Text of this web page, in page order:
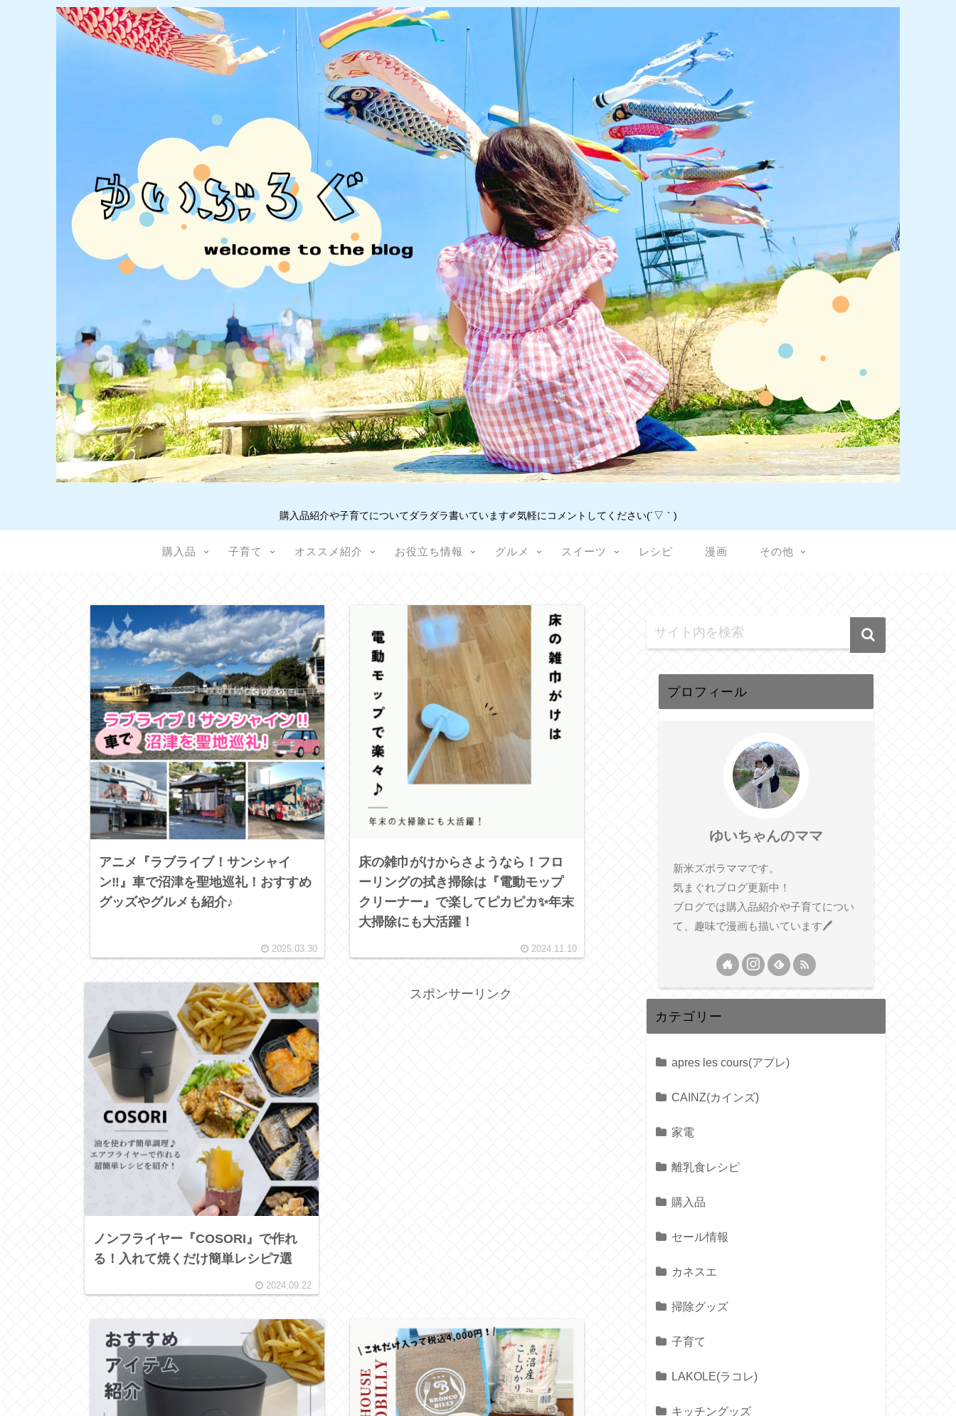
購入品紹介や子育てについてダラダラ書いています✐気軽にコメントしてください(´▽｀)
購入品 子育て オススメ紹介 お役立ち情報 グルメ スイーツ レシピ 漫画 その他
アニメ『ラブライブ！サンシャイ
ン‼』車で沼津を聖地巡礼！おすすめ
グッズやグルメも紹介♪
2025.03.30
床の雑巾がけからさようなら！フロ
ーリングの拭き掃除は『電動モップ
クリーナー』で楽してピカピカ✨年末
大掃除にも大活躍！
2024.11.10
ノンフライヤー『COSORI』で作れ
る！入れて焼くだけ簡単レシピ7選
2024.09.22
スポンサーリンク
プロフィール
ゆいちゃんのママ
新米ズボラママです。
気まぐれブログ更新中！
ブログでは購入品紹介や子育てについ
て、趣味で漫画も描いています🖊
カテゴリー
apres les cours(アプレ)
CAINZ(カインズ)
家電
離乳食レシピ
購入品
セール情報
カネスエ
掃除グッズ
子育て
LAKOLE(ラコレ)
キッチングッズ